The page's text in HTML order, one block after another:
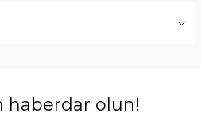
haberdar olun!